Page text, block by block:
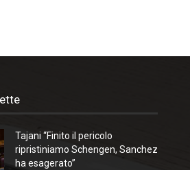
Tajani “Finito il pericolo
ripristiniamo Schengen, Sanchez
ha esagerato”